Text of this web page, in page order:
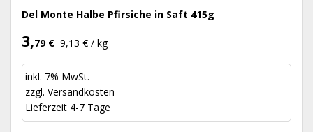
Del Monte Halbe Pfirsiche in Saft 415g
3,79 € 9,13 € / kg
inkl. 7% MwSt.
zzgl. Versandkosten
Lieferzeit 4-7 Tage